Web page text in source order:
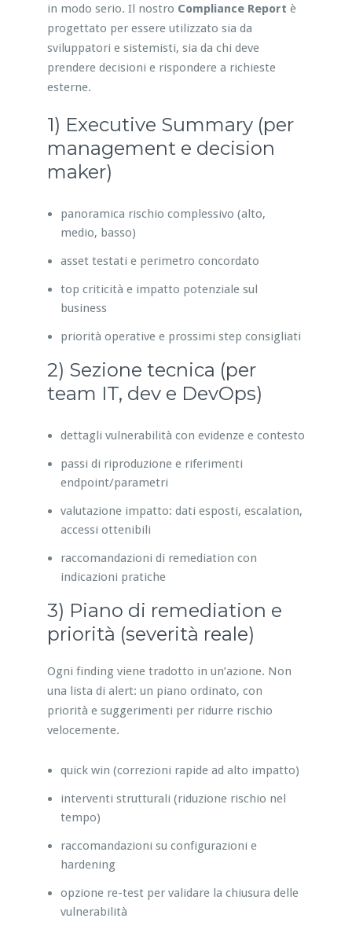
in modo serio. Il nostro Compliance Report è
progettato per essere utilizzato sia da
sviluppatori e sistemisti, sia da chi deve
prendere decisioni e rispondere a richieste
esterne.
1) Executive Summary (per
management e decision
maker)
panoramica rischio complessivo (alto,
medio, basso)
asset testati e perimetro concordato
top criticità e impatto potenziale sul
business
priorità operative e prossimi step consigliati
2) Sezione tecnica (per
team IT, dev e DevOps)
dettagli vulnerabilità con evidenze e contesto
passi di riproduzione e riferimenti
endpoint/parametri
valutazione impatto: dati esposti, escalation,
accessi ottenibili
raccomandazioni di remediation con
indicazioni pratiche
3) Piano di remediation e
priorità (severità reale)
Ogni finding viene tradotto in un’azione. Non
una lista di alert: un piano ordinato, con
priorità e suggerimenti per ridurre rischio
velocemente.
quick win (correzioni rapide ad alto impatto)
interventi strutturali (riduzione rischio nel
tempo)
raccomandazioni su configurazioni e
hardening
opzione re-test per validare la chiusura delle
vulnerabilità